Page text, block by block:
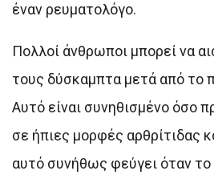
έναν ρευματολόγο.
Πολλοί άνθρωποι μπορεί να
τους δύσκαμπτα μετά από το
Αυτό είναι συνηθισμένο όσο
σε ήπιες μορφές αρθρίτιδας
αυτό συνήθως φεύγει όταν το